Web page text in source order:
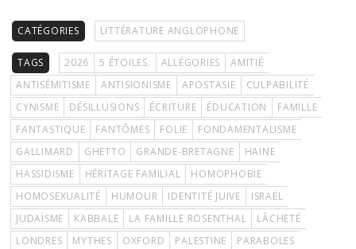
CATÉGORIES LITTÉRATURE ANGLOPHONE
TAGS 2026 5 ÉTOILES. ALLÉGORIES
AMITIÉ
ANTISÉMITISME
ANTISIONISME APOSTASIE
CULPABILITÉ
CYNISME
DÉSILLUSIONS ÉCRITURE ÉDUCATION
FAMILLE
FANTASTIQUE
FANTÔMES FOLIE
FONDAMENTALISME
GALLIMARD
GHETTO GRANDE-BRETAGNE
HAINE
HASSIDISME
HÉRITAGE FAMILIAL
HOMOPHOBIE
HOMOSEXUALITÉ
HUMOUR IDENTITÉ JUIVE
ISRAËL
JUDAÏSME
KABBALE LA FAMILLE ROSENTHAL
LÂCHETÉ
LONDRES
MYTHES OXFORD PALESTINE
PARABOLES